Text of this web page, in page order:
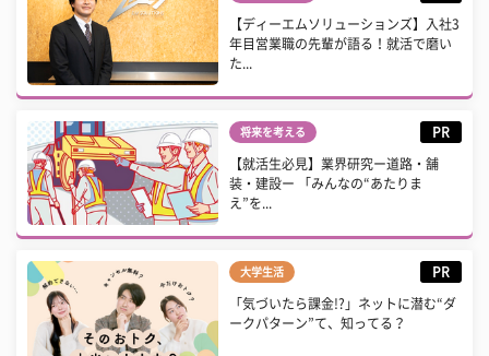
【ディーエムソリューションズ】入社3
年目営業職の先輩が語る！就活で磨い
た...
将来を考える PR
【就活生必見】業界研究ー道路・舗
装・建設ー 「みんなの“あたりま
え”を...
大学生活 PR
「気づいたら課金!?」ネットに潜む“ダ
ークパターン”て、知ってる？